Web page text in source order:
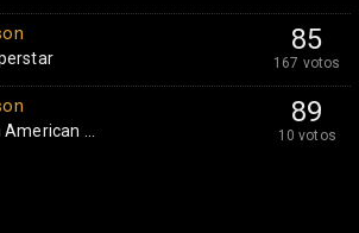
85
167 votos
89
10 votos
...